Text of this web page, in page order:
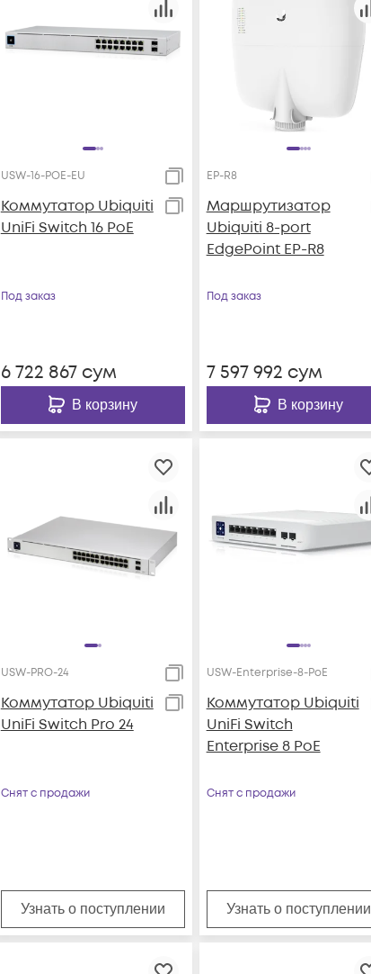
USW-16-POE-EU
Коммутатор Ubiquiti
UniFi Switch 16 PoE
Под заказ
6 722 867сум
В корзину
EP-R8
Маршрутизатор
Ubiquiti 8-port
EdgePoint EP-R8
Под заказ
7 597 992 сум
В корзину
USW-PRO-24
Коммутатор Ubiquiti
UniFi Switch Pro 24
Снят с продажи
Узнать о поступлении
USW-Enterprise-8-PoE
Коммутатор Ubiquiti
UniFi Switch
Enterprise 8 PoE
Снят с продажи
Узнать о поступлении